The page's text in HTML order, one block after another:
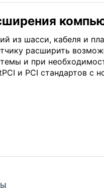
из шасси, кабеля и
расширить
и при
и PCI стандартов с